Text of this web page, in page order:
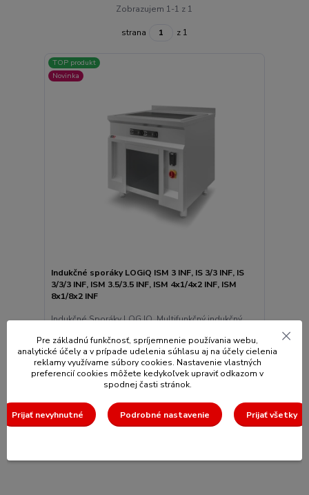
Zobrazujem 1-1 z 1
strana z 1
TOP produkt
Novinka
Indukčné sporáky LOGiQ ISM 3 INF, IS 3/3 INF, IS
3/3/3 INF, ISM 3.5/3.5 INF, ISM 4x1/4x2 INF, ISM
8x1/8x2 INF
Indukčné Sporáky LOG IQ Multifunkčný indukčný
mi...
Zvoliť variant
Pre základnú funkčnosť, spríjemnenie používania webu,
analytické účely a v prípade udelenia súhlasu aj na účely cielenia
reklamy využívame súbory cookies. Nastavenie vlastných
preferencií cookies môžete kedykoľvek upraviť odkazom v
spodnej časti stránok.
Prijať nevyhnutné Podrobné nastavenie Prijať všetky